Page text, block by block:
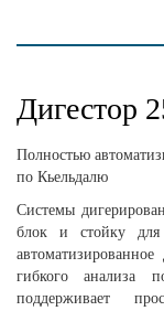
Дигестор
Полностью
по Кьельдалю
Системы
блок и стойку для
гибкого анализа
поддерживает